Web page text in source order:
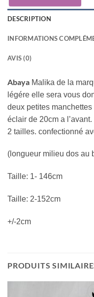
DESCRIPTION
INFORMATIONS
AVIS (0)
Abaya Malika de la
légére elle sera vous
deux petites
éclair de 20cm a
2 tailles. confectionné
(longueur milieu dos au
Taille: 1- 146cm
Taille: 2-152cm
+/-2cm
PRODUITS